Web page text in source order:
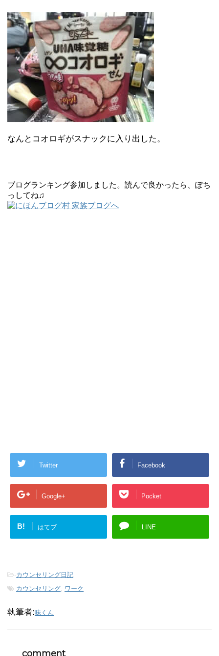
なんとコオロギがスナックに入り出した。
ブログランキング参加しました。読んで良かったら、ぽち
っしてね♫
Twitter Facebook
Google+ Pocket
B! はてブ LINE
-カウンセリング日記
-カウンセリング, ワーク
執筆者:味くん
comment